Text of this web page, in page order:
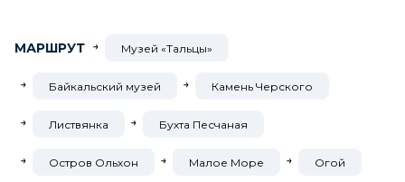
МАРШРУТ Музей «Тальцы»
Байкальский музей Камень Черского
Листвянка Бухта Песчаная
Остров Ольхон Малое Море Огой